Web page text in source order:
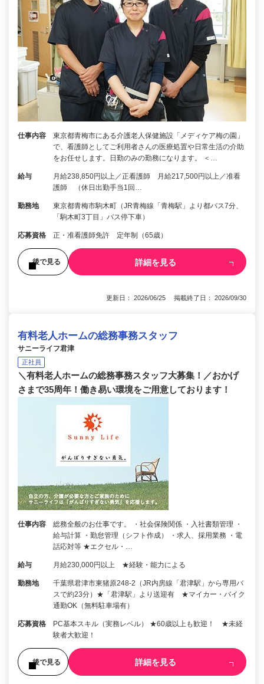
仕事内容
東京都青梅市にある介護老人保健施設「メディケア梅の園」
で、看護師としてご利用者さんの医療処置や日常生活の介助
をお任せします。日勤のみの勤務になります。 ＜…
給与
月給238,850円以上／正看護師 月給217,500円以上／准看
護師 （休日出勤手当1回…
勤務地
東京都青梅市駒木町（JR青梅線「青梅駅」より都バス7分、
「駒木町3丁目」バス停下車）
応募資格 正・准看護師免許 定年制（65歳）
後で見る 詳細を見る
更新日： 2026/06/25 掲載終了日： 2026/09/30
有料老人ホームの総務事務スタッフ
サニーライフ君津
正社員
＼有料老人ホームの総務事務スタッフ大募集！／おかげ
さまで35周年！働き易い環境をご用意しております！
仕事内容
総務全般のお仕事です。 ・社会保険関係 ・入社書類管理 ・
給与計算 ・勤怠管理（シフト作成） ・求人、採用業務 ・電
話応対等 ★エクセル・…
給与 月給230,000円以上 ★経験・能力による
勤務地
千葉県君津市東猪原248-2（JR内房線「君津駅」から専用バ
スで約23分）★「君津駅」より送迎有 ★マイカー・バイク
通勤OK（無料駐車場有）
応募資格
PC基本スキル（実務レベル） ★60歳以上も歓迎！ ★未経
験者大歓迎！
後で見る 詳細を見る